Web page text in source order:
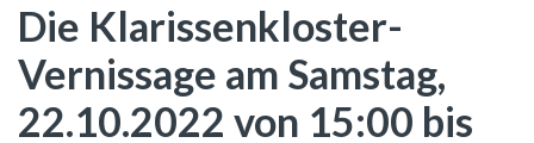
Die Klarissenkloster-
Vernissage am Samstag,
22.10.2022 von 15:00 bis